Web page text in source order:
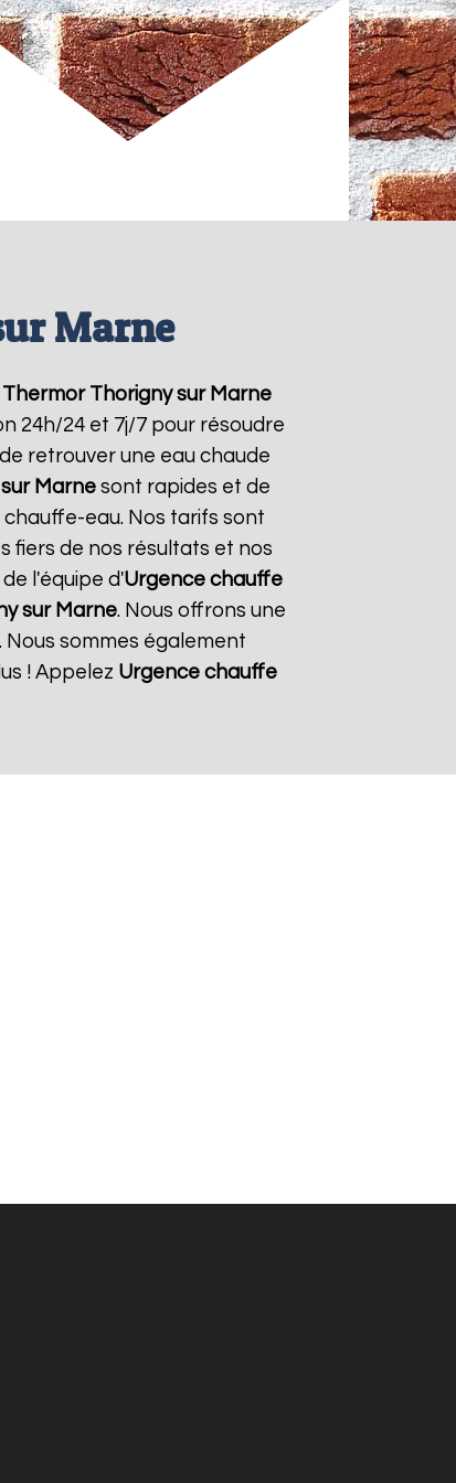
Marne
Thorigny sur Marne
24h/24 et 7j/7 pour résoudre
retrouver une eau chaude
Marne sont rapides et de
eau. Nos tarifs sont
fiers de nos résultats et nos
l'équipe d'Urgence chauffe
sur Marne. Nous offrons une
Nous sommes également
! Appelez Urgence chauffe